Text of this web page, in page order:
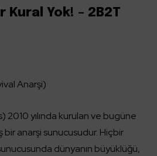
Kural Yok! – 2B2T
Anarşi)
2010 yılında kurulan ve bugüne
bir anarşi sunucusudur. Hiçbir
dünyanın büyüklüğü,